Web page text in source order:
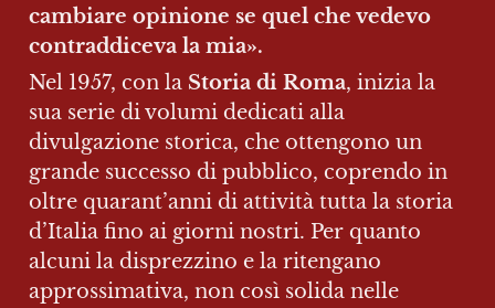
cambiare opinione se quel che vedevo
contraddiceva la mia».
Nel 1957, con la Storia di Roma, inizia la
sua serie di volumi dedicati alla
divulgazione storica, che ottengono un
grande successo di pubblico, coprendo in
oltre quarant’anni di attività tutta la storia
d’Italia fino ai giorni nostri. Per quanto
alcuni la disprezzino e la ritengano
approssimativa, non così solida nelle